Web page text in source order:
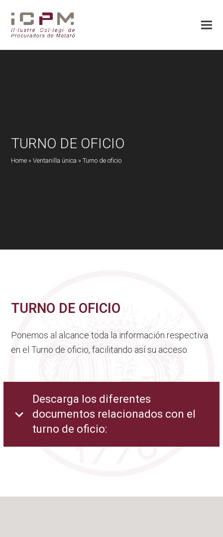
TURNO DE OFICIO
Home »Ventanilla única »Turno de oficio
TURNO DE OFICIO
Ponemos al alcance toda la información respectiva
en el Turno de oficio, facilitando así su acceso.
Descarga los diferentes
documentos relacionados con el
turno de oficio: